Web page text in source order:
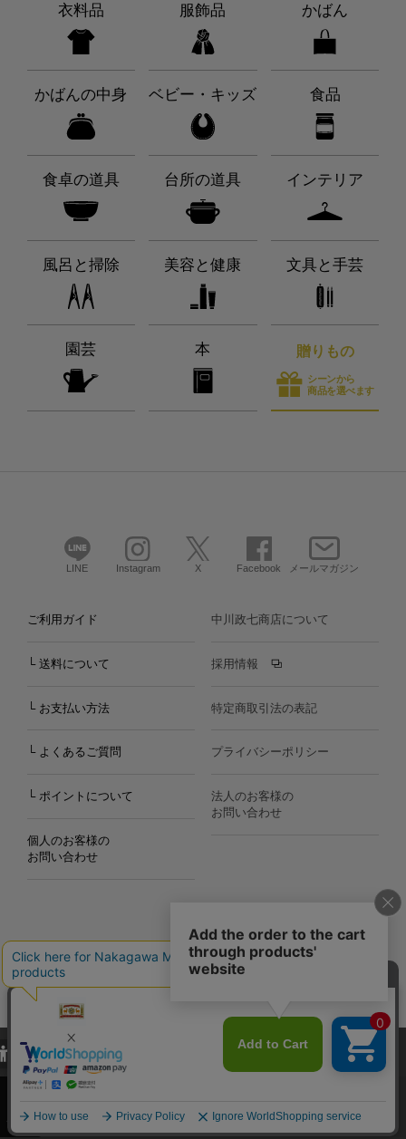
衣料品 服飾品 かばん
かばんの中身 ベビー・キッズ 食品
食卓の道具 台所の道具 インテリア
風呂と掃除 美容と健康 文具と手芸
園芸 本 贈りもの
シーンから
商品を選べます
LINE Instagram X Facebook メールマガジン
ご利用ガイド
└ 送料について
└ お支払い方法
└ よくあるご質問
└ ポイントについて
個人のお客様の
お問い合わせ
中川政七商店について
採用情報
特定商取引法の表記
プライバシーポリシー
法人のお客様の
お問い合わせ
Copyright©2000
Nakagawa Masashichi Shoten All Rights Reserved.
当サイトでは、当サイト内における閲覧履歴・属性情報などの取得およ
び利便性向上のためにクッキー（Cookie）を使用いたします。詳細に
関しては「プライバシーポリシー
承諾する